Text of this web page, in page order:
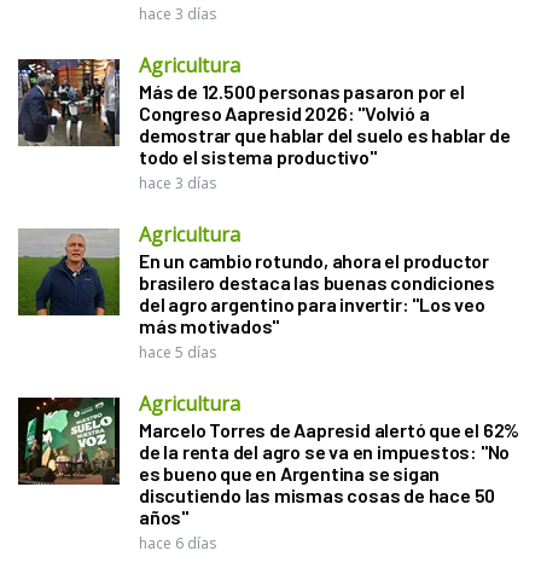
hace 3 días
Agricultura
Más de 12.500 personas pasaron por el
Congreso Aapresid 2026: "Volvió a
demostrar que hablar del suelo es hablar de
todo el sistema productivo"
hace 3 días
Agricultura
En un cambio rotundo, ahora el productor
brasilero destaca las buenas condiciones
del agro argentino para invertir: "Los veo
más motivados"
hace 5 días
Agricultura
Marcelo Torres de Aapresid alertó que el 62%
de la renta del agro se va en impuestos: "No
es bueno que en Argentina se sigan
discutiendo las mismas cosas de hace 50
años"
hace 6 días